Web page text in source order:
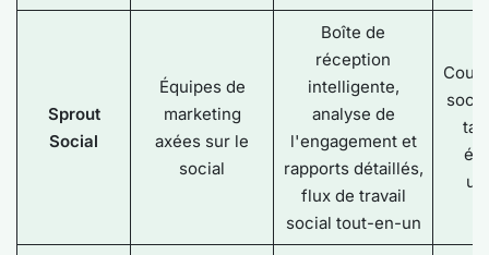
Sprout
Social
Équipes de
marketing
axées sur le
social
Boîte de
réception
intelligente,
analyse de
l'engagement et
rapports détaillés,
flux de travail
social tout-en-un